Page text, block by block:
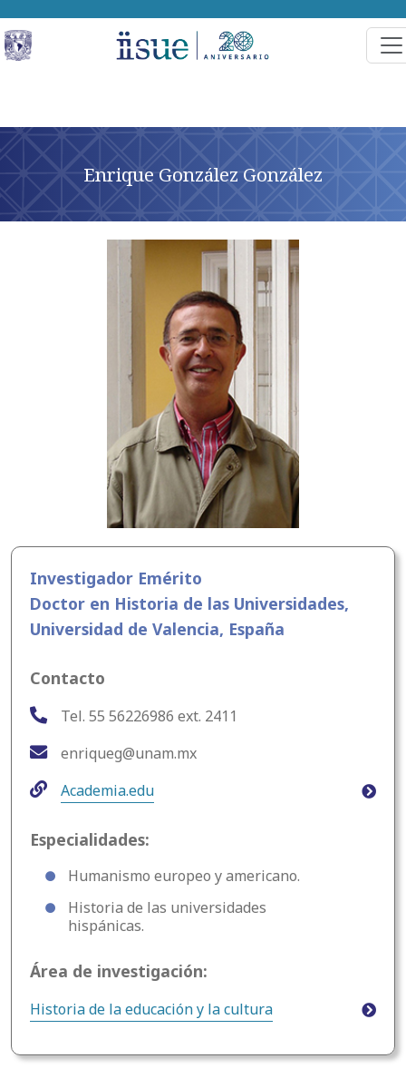
Enrique González González
Investigador Emérito
Doctor en Historia de las Universidades,
Universidad de Valencia, España
Contacto
Tel. 55 56226986 ext. 2411
enriqueg@unam.mx
Academia.edu
Especialidades:
Humanismo europeo y americano.
Historia de las universidades
hispánicas.
Área de investigación:
Historia de la educación y la cultura